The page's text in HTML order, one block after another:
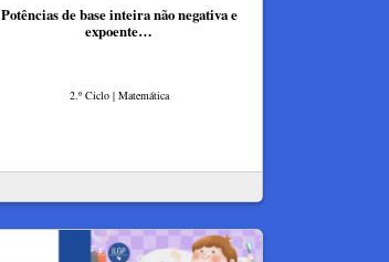
Potências de base inteira não negativa e
expoente…
2.º Ciclo | Matemática